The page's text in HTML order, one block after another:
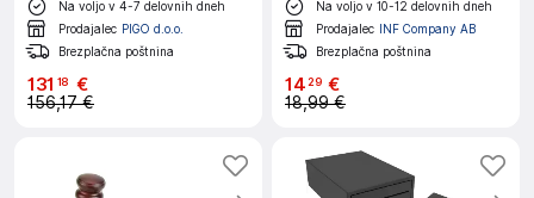
Na voljo v 4-7 delovnih dneh
Prodajalec PIGO d.o.o.
Brezplačna poštnina
131 18 €
156,17 €
Na voljo v 10-12 delovnih dneh
Prodajalec INF Company AB
Brezplačna poštnina
14 29 €
18,99 €